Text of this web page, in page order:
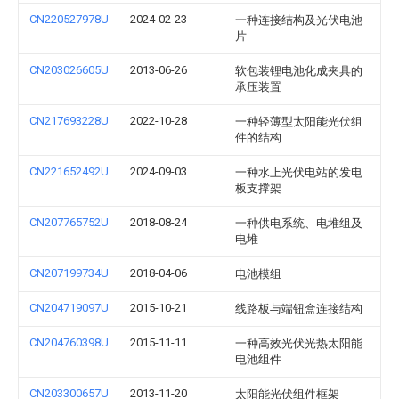
CN220527978U 2024-02-23
一种连接结构及光伏电池
片
CN203026605U 2013-06-26
软包装锂电池化成夹具的
承压装置
CN217693228U 2022-10-28
一种轻薄型太阳能光伏组
件的结构
CN221652492U 2024-09-03
一种水上光伏电站的发电
板支撑架
CN207765752U 2018-08-24
一种供电系统、电堆组及
电堆
CN207199734U 2018-04-06 电池模组
CN204719097U 2015-10-21 线路板与端钮盒连接结构
CN204760398U 2015-11-11
一种高效光伏光热太阳能
电池组件
CN203300657U 2013-11-20 太阳能光伏组件框架